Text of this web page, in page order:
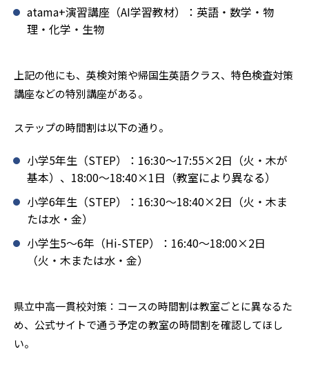
atama+演習講座（AI学習教材）：英語・数学・物
理・化学・生物
上記の他にも、英検対策や帰国生英語クラス、特色検査対策
講座などの特別講座がある。
ステップの時間割は以下の通り。
小学5年生（STEP）：16:30〜17:55×2日（火・木が
基本）、18:00〜18:40×1日（教室により異なる）
小学6年生（STEP）：16:30〜18:40×2日（火・木ま
たは水・金）
小学生5〜6年（Hi-STEP）：16:40〜18:00×2日
（火・木または水・金）
県立中高一貫校対策：コースの時間割は教室ごとに異なるた
め、公式サイトで通う予定の教室の時間割を確認してほし
い。